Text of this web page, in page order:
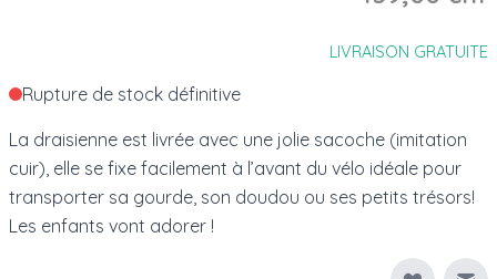
LIVRAISON GRATUITE
Rupture de stock définitive
La draisienne est livrée avec une jolie sacoche (imitation
cuir), elle se fixe facilement à l’avant du vélo idéale pour
transporter sa gourde, son doudou ou ses petits trésors!
Les enfants vont adorer !